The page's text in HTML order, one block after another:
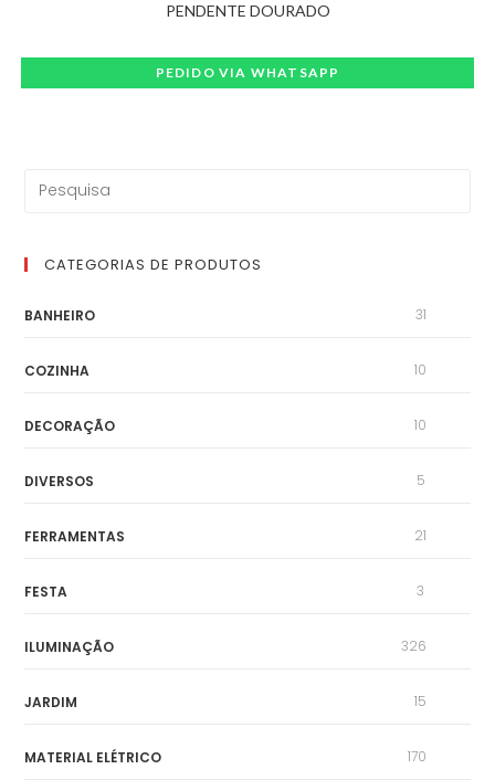
PENDENTE DOURADO
PEDIDO VIA WHATSAPP
CATEGORIAS DE PRODUTOS
BANHEIRO 31
COZINHA 10
DECORAÇÃO 10
DIVERSOS 5
FERRAMENTAS 21
FESTA 3
ILUMINAÇÃO 326
JARDIM 15
MATERIAL ELÉTRICO 170